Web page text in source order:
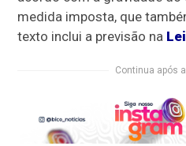
medida imposta, que
texto inclui a previsão na
Continua após